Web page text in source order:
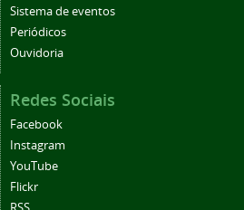
Sistema de eventos
Periódicos
Ouvidoria
Redes Sociais
Facebook
Instagram
YouTube
Flickr